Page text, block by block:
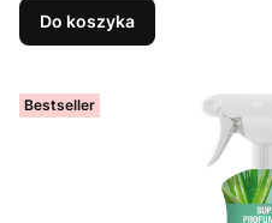
Do koszyka
Bestseller